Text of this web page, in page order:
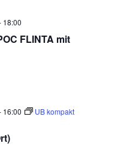
FLINTA mit
18:00
16:00
UB kompakt